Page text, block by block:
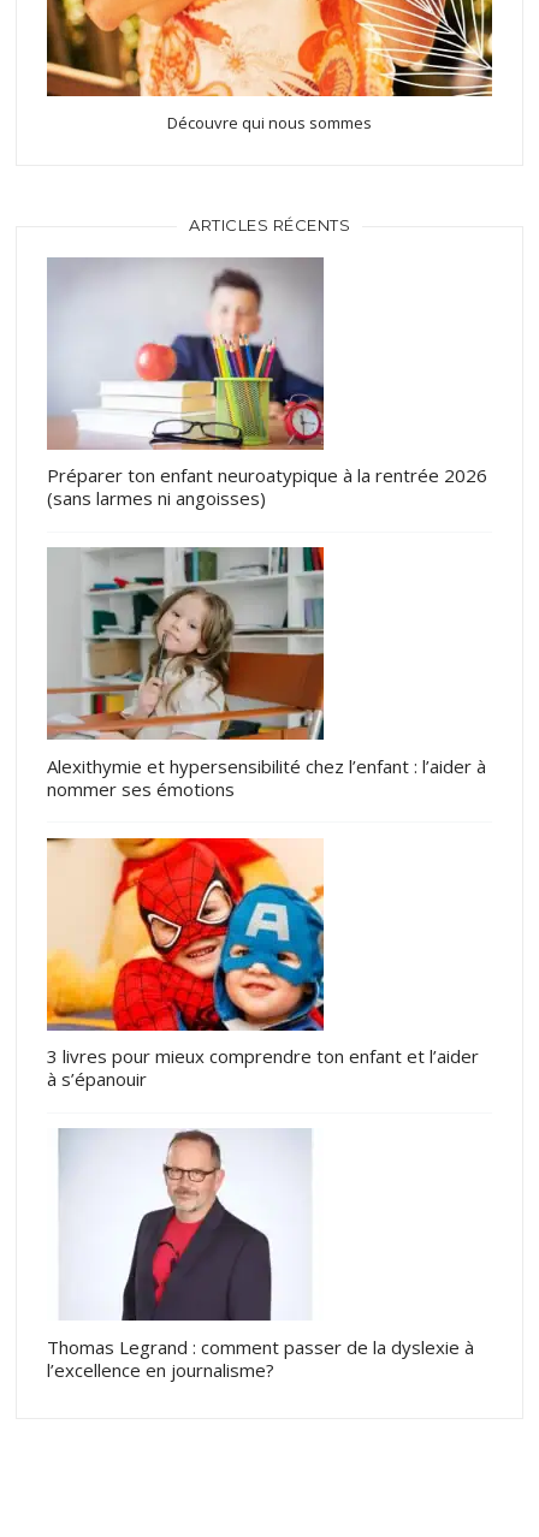
Découvre qui nous sommes
ARTICLES RÉCENTS
Préparer ton enfant neuroatypique à la rentrée 2026
(sans larmes ni angoisses)
Alexithymie et hypersensibilité chez l’enfant : l’aider à
nommer ses émotions
3 livres pour mieux comprendre ton enfant et l’aider
à s’épanouir
Thomas Legrand : comment passer de la dyslexie à
l’excellence en journalisme?